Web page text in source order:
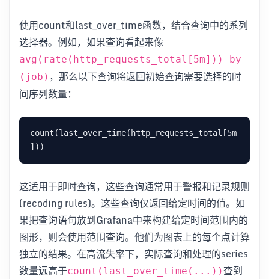
使用count和last_over_time函数，结合查询中的系列
选择器。例如，如果查询看起来像
avg(rate(http_requests_total[5m])) by
(job) ，那么以下查询将返回初始查询需要选择的时
间序列数量：
count(last_over_time(http_requests_total[5m
这适用于即时查询，这些查询通常用于警报和记录规则
(recoding rules)。这些查询仅返回给定时间的值。如
果把查询语句放到Grafana中来构建给定时间范围内的
图形，则会使用范围查询。他们为图表上的每个点计算
独立的结果。在高流失率下，实际查询和处理的series
数量远高于count(last_over_time(...))查到